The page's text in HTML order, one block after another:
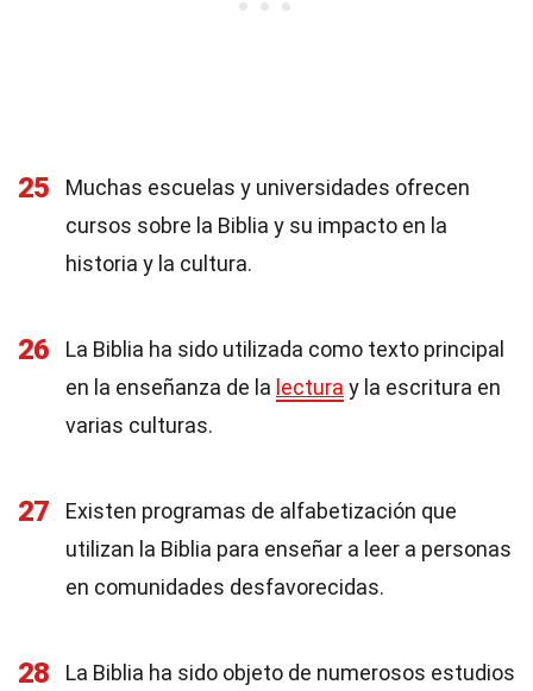
25
Muchas escuelas y universidades ofrecen
cursos sobre la Biblia y su impacto en la
historia y la cultura.
26
La Biblia ha sido utilizada como texto principal
en la enseñanza de la lectura y la escritura en
varias culturas.
27
Existen programas de alfabetización que
utilizan la Biblia para enseñar a leer a personas
en comunidades desfavorecidas.
28
La Biblia ha sido objeto de numerosos estudios